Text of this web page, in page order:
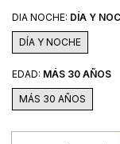
DIA NOCHE: DÍA Y
DÍA Y NOCHE
EDAD: MÁS 30 AÑOS
MÁS 30 AÑOS